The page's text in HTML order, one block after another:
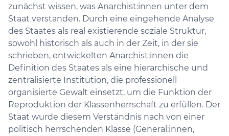
zunächst wissen, was Anarchist:innen unter dem
Staat verstanden. Durch eine eingehende Analyse
des Staates als real existierende soziale Struktur,
sowohl historisch als auch in der Zeit, in der sie
schrieben, entwickelten Anarchist:innen die
Definition des Staates als eine hierarchische und
zentralisierte Institution, die professionell
organisierte Gewalt einsetzt, um die Funktion der
Reproduktion der Klassenherrschaft zu erfüllen. Der
Staat wurde diesem Verständnis nach von einer
politisch herrschenden Klasse (General:innen,